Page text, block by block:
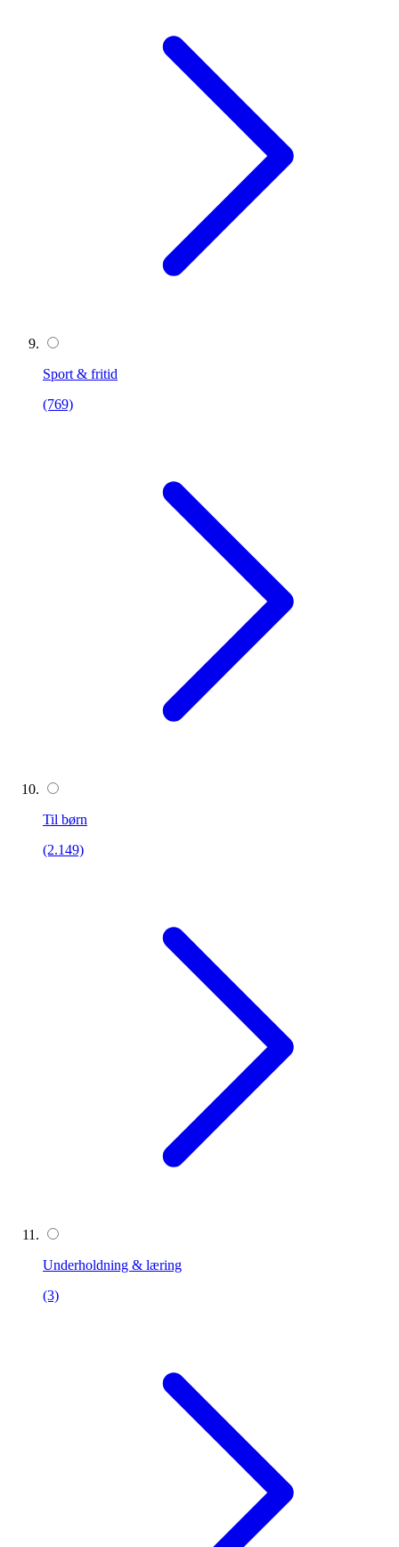
Sport & fritid
(769)
Til børn
(2.149)
Underholdning & læring
(3)